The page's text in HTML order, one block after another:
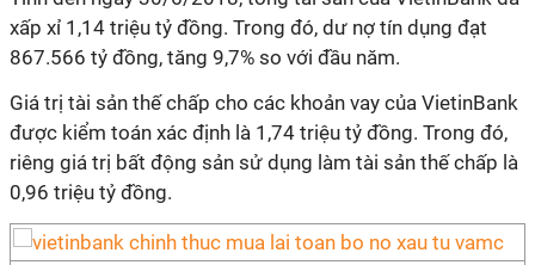
xấp xỉ 1,14 triệu tỷ đồng. Trong đó, dư nợ tín dụng đạt
867.566 tỷ đồng, tăng 9,7% so với đầu năm.
Giá trị tài sản thế chấp cho các khoản vay của VietinBank
được kiểm toán xác định là 1,74 triệu tỷ đồng. Trong đó,
riêng giá trị bất động sản sử dụng làm tài sản thế chấp là
0,96 triệu tỷ đồng.